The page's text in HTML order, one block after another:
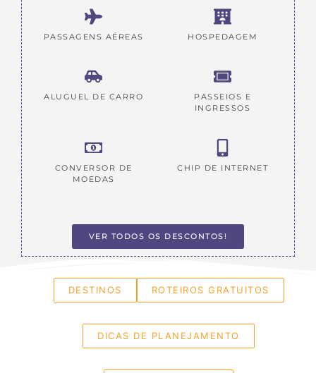
PASSAGENS AÉREAS HOSPEDAGEM
ALUGUEL DE CARRO
PASSEIOS E
INGRESSOS
CONVERSOR DE
MOEDAS
CHIP DE INTERNET
VER TODOS OS DESCONTOS!
DESTINOS ROTEIROS GRATUITOS
DICAS DE PLANEJAMENTO